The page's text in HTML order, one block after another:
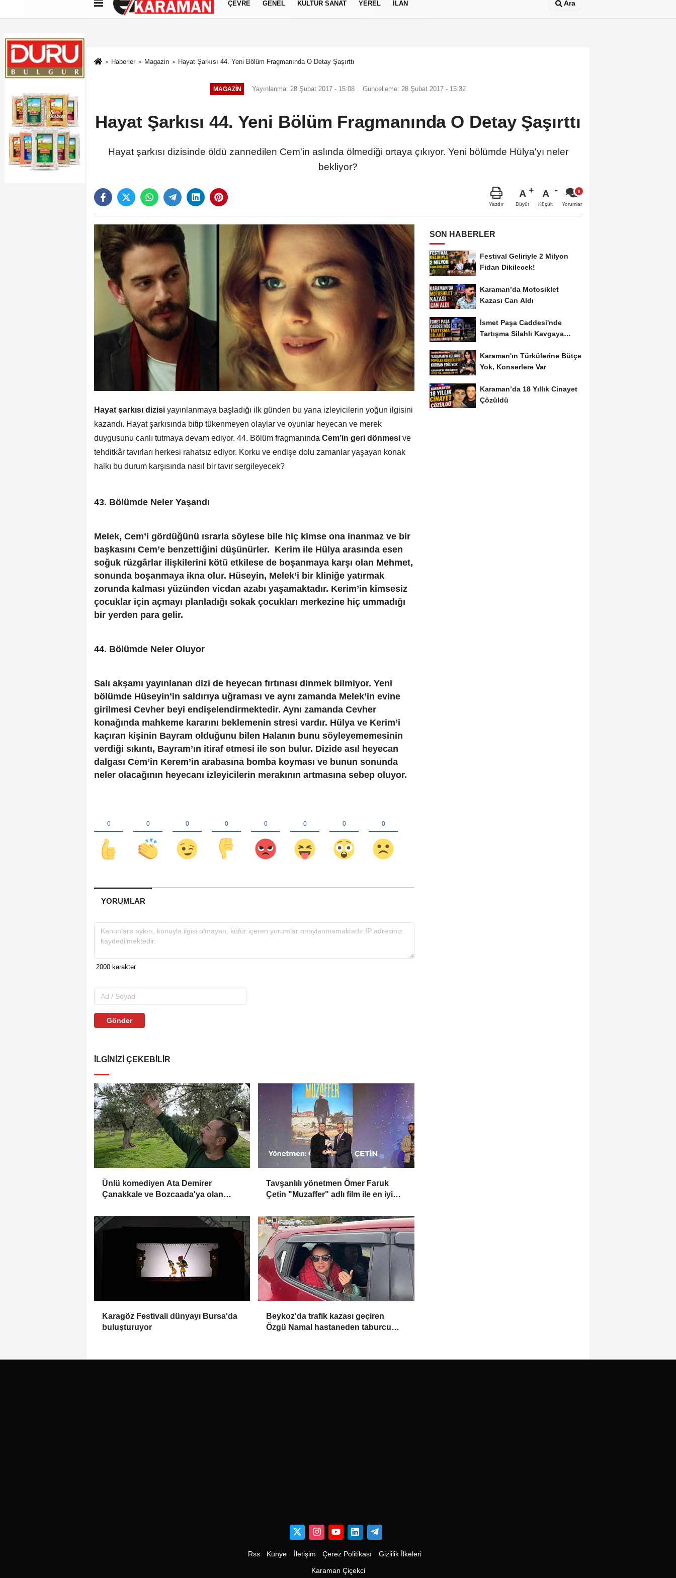
Künye İletişim Çerez Politikası Gizlilik İlkeleri
ÇEVRE GENEL KÜLTÜR SANAT YEREL İLAN Ara
Haberler Magazin Hayat Şarkısı 44. Yeni Bölüm Fragmanında O Detay Şaşırttı
MAGAZIN Yayınlanma: 28 Şubat 2017 - 15:08 Güncelleme: 28 Şubat 2017 - 15:32
Hayat Şarkısı 44. Yeni Bölüm Fragmanında O Detay Şaşırttı
Hayat şarkısı dizisinde öldü zannedilen Cem'in aslında ölmediği ortaya çıkıyor. Yeni bölümde Hülya'yı neler
bekliyor?
Yazdır
A
Büyüt
A
Küçült Yorumlar
Hayat şarkısı dizisi yayınlanmaya başladığı ilk günden bu yana izleyicilerin yoğun ilgisini
kazandı. Hayat şarkısında bitip tükenmeyen olaylar ve oyunlar heyecan ve merek
duygusunu canlı tutmaya devam ediyor. 44. Bölüm fragmanında Cem’in geri dönmesi ve
tehditkâr tavırları herkesi rahatsız ediyor. Korku ve endişe dolu zamanlar yaşayan konak
halkı bu durum karşısında nasıl bir tavır sergileyecek?
43. Bölümde Neler Yaşandı
Melek, Cem’i gördüğünü ısrarla söylese bile hiç kimse ona inanmaz ve bir
başkasını Cem’e benzettiğini düşünürler. Kerim ile Hülya arasında esen
soğuk rüzgârlar ilişkilerini kötü etkilese de boşanmaya karşı olan Mehmet,
sonunda boşanmaya ikna olur. Hüseyin, Melek’i bir kliniğe yatırmak
zorunda kalması yüzünden vicdan azabı yaşamaktadır. Kerim’in kimsesiz
çocuklar için açmayı planladığı sokak çocukları merkezine hiç ummadığı
bir yerden para gelir.
44. Bölümde Neler Oluyor
Salı akşamı yayınlanan dizi de heyecan fırtınası dinmek bilmiyor. Yeni
bölümde Hüseyin’in saldırıya uğraması ve aynı zamanda Melek’in evine
girilmesi Cevher beyi endişelendirmektedir. Aynı zamanda Cevher
konağında mahkeme kararını beklemenin stresi vardır. Hülya ve Kerim’i
kaçıran kişinin Bayram olduğunu bilen Halanın bunu söyleyememesinin
verdiği sıkıntı, Bayram’ın itiraf etmesi ile son bulur. Dizide asıl heyecan
dalgası Cem’in Kerem’in arabasına bomba koyması ve bunun sonunda
neler olacağının heyecanı izleyicilerin merakının artmasına sebep oluyor.
YORUMLAR
Gönder
İLGINIZI ÇEKEBILIR
Ünlü komediyen Ata Demirer
Çanakkale ve Bozcaada'ya olan
Tavşanlılı yönetmen Ömer Faruk
Çetin "Muzaffer" adlı film ile en iyi
Karagöz Festivali dünyayı Bursa'da
buluşturuyor
Beykoz'da trafik kazası geçiren
Özgü Namal hastaneden taburcu
SON HABERLER
Festival Geliriyle 2 Milyon
Fidan Dikilecek!
Karaman’da Motosiklet
Kazası Can Aldı
İsmet Paşa Caddesi'nde
Tartışma Silahlı Kavgaya
Karaman'ın Türkülerine Bütçe
Yok, Konserlere Var
Karaman’da 18 Yıllık Cinayet
Çözüldü
Rss Künye İletişim Çerez Politikası Gizlilik İlkeleri
Karaman Çiçekci